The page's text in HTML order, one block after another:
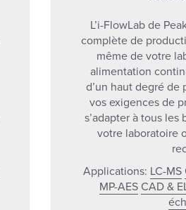
L’i-FlowLab de
complète de
même de votre
alimentation
d’un haut degré de
vos exigences de
s’adapter à tous les
votre laboratoire
Applications: LC-MS
MP-AES CAD &